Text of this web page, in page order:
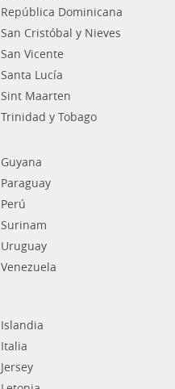
República Dominicana
San Cristóbal y Nieves
San Vicente
Santa Lucía
Sint Maarten
Trinidad y Tobago
Guyana
Paraguay
Perú
Surinam
Uruguay
Venezuela
Islandia
Italia
Jersey